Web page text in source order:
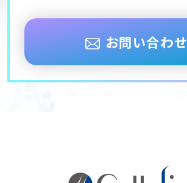
お問い合わせ